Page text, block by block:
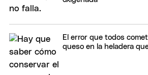
El error que todos
queso en la heladera